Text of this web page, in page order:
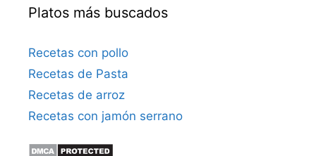
Platos más buscados
Recetas con pollo
Recetas de Pasta
Recetas de arroz
Recetas con jamón serrano